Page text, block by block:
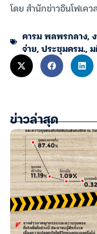
โดย สำนักข่าวอินโฟเค
คารม พลพรกลาง,
จ่าย,ประชุมครม.,
ข่าวล่าสุด